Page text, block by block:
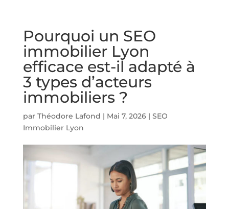
Pourquoi un SEO
immobilier Lyon
efficace est-il adapté à
3 types d’acteurs
immobiliers ?
par Théodore Lafond | Mai 7, 2026| SEO
Immobilier Lyon